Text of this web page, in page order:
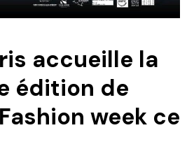
accueille la
édition de
week ce